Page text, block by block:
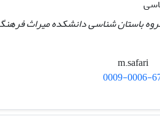
باستان شناسی دانشکده میراث
0009-0006-